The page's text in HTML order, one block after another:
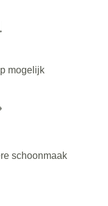
mogelijk
schoonmaak